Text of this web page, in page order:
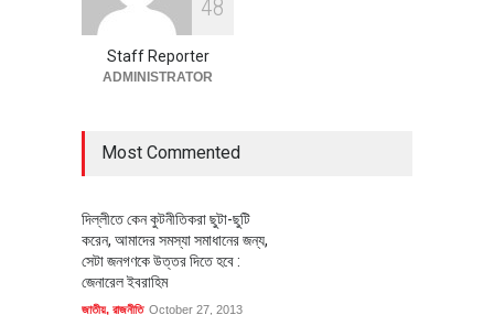
পোশাক শিল্পে নতুন উদ্যোগ
48
Staff Reporter
ADMINISTRATOR
Most Commented
দিল্লীতে কেন কুটনীতিকরা ছুটা-ছুটি
করেন, আমাদের সমস্যা সমাধানের জন্য,
সেটা জনগণকে উত্তর দিতে হবে :
জেনারেল ইবরাহিম
জাতীয়, রাজনীতি October 27, 2013